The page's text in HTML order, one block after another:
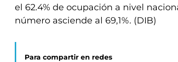
el 62.4% de ocupación a nivel
número asciende al 69,1%. (DIB)
Para compartir en redes